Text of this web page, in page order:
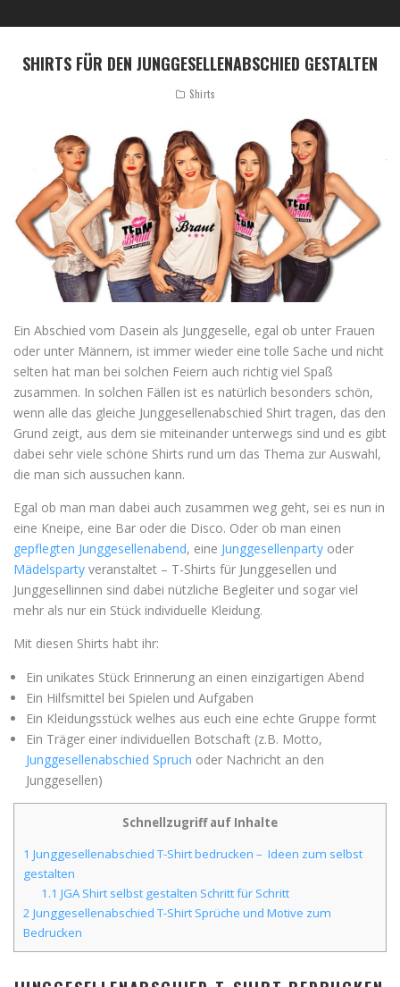
SHIRTS FÜR DEN JUNGGESELLENABSCHIED GESTALTEN
Shirts
Ein Abschied vom Dasein als Junggeselle, egal ob unter Frauen
oder unter Männern, ist immer wieder eine tolle Sache und nicht
selten hat man bei solchen Feiern auch richtig viel Spaß
zusammen. In solchen Fällen ist es natürlich besonders schön,
wenn alle das gleiche Junggesellenabschied Shirt tragen, das den
Grund zeigt, aus dem sie miteinander unterwegs sind und es gibt
dabei sehr viele schöne Shirts rund um das Thema zur Auswahl,
die man sich aussuchen kann.
Egal ob man man dabei auch zusammen weg geht, sei es nun in
eine Kneipe, eine Bar oder die Disco. Oder ob man einen
gepflegten Junggesellenabend, eine Junggesellenparty oder
Mädelsparty veranstaltet – T-Shirts für Junggesellen und
Junggesellinnen sind dabei nützliche Begleiter und sogar viel
mehr als nur ein Stück individuelle Kleidung.
Mit diesen Shirts habt ihr:
Ein unikates Stück Erinnerung an einen einzigartigen Abend
Ein Hilfsmittel bei Spielen und Aufgaben
Ein Kleidungsstück welhes aus euch eine echte Gruppe formt
Ein Träger einer individuellen Botschaft (z.B. Motto,
Junggesellenabschied Spruch oder Nachricht an den
Junggesellen)
Schnellzugriff auf Inhalte
1 Junggesellenabschied T-Shirt bedrucken – Ideen zum selbst
gestalten
1.1 JGA Shirt selbst gestalten Schritt für Schritt
2 Junggesellenabschied T-Shirt Sprüche und Motive zum
Bedrucken